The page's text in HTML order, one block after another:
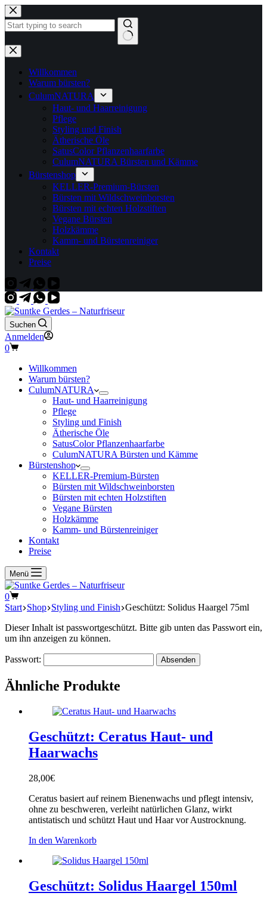
Zum
Inhalt
springen
Keine
Ergebnisse
Willkommen
Warum bürsten?
CulumNATURA
Haut- und Haarreinigung
Pflege
Styling und Finish
Ätherische Öle
SatusColor Pflanzenhaarfarbe
CulumNATURA Bürsten und Kämme
Bürstenshop
KELLER-Premium-Bürsten
Bürsten mit Wildschweinborsten
Bürsten mit echten Holzstiften
Vegane Bürsten
Holzkämme
Kamm- und Bürstenreiniger
Kontakt
Preise
Suchen
Anmelden
Warenkorb
0
Willkommen
Warum bürsten?
CulumNATURA
Haut- und Haarreinigung
Pflege
Styling und Finish
Ätherische Öle
SatusColor Pflanzenhaarfarbe
CulumNATURA Bürsten und Kämme
Bürstenshop
KELLER-Premium-Bürsten
Bürsten mit Wildschweinborsten
Bürsten mit echten Holzstiften
Vegane Bürsten
Holzkämme
Kamm- und Bürstenreiniger
Kontakt
Preise
Menü
Warenkorb
0
Start Shop Styling und Finish Geschützt: Solidus Haargel 75ml
Dieser Inhalt ist passwortgeschützt. Bitte gib unten das Passwort ein,
um ihn anzeigen zu können.
Passwort:
Ähnliche Produkte
Geschützt: Ceratus Haut- und
Haarwachs
28,00€
Ceratus basiert auf reinem Bienenwachs und pflegt intensiv,
ohne zu beschweren, verleiht natürlichen Glanz, wirkt
antistatisch und schützt Haut und Haar vor Austrocknung.
In den Warenkorb
Geschützt: Solidus Haargel 150ml